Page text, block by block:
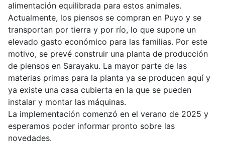
alimentación equilibrada para estos animales.
Actualmente, los piensos se compran en Puyo y se
transportan por tierra y por río, lo que supone un
elevado gasto económico para las familias. Por este
motivo, se prevé construir una planta de producción
de piensos en Sarayaku. La mayor parte de las
materias primas para la planta ya se producen aquí y
ya existe una casa cubierta en la que se pueden
instalar y montar las máquinas.
La implementación comenzó en el verano de 2025 y
esperamos poder informar pronto sobre las
novedades.